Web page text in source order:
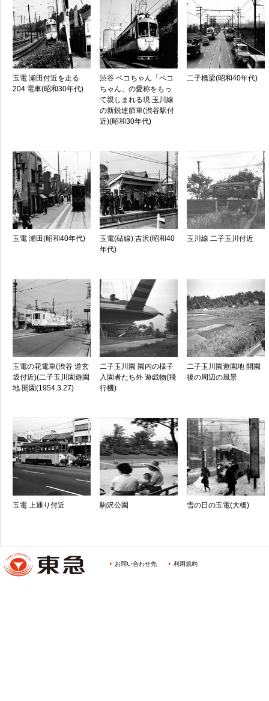
玉電 瀬田付近を走る
204 電車(昭和30年代)
渋谷 ペコちゃん「ペコ
ちゃん」の愛称をもっ
て親しまれる現.玉川線
の新鋭連節車(渋谷駅付
近)(昭和30年代)
二子橋梁(昭和40年代)
玉電 瀬田(昭和40年代)
玉電(砧線) 吉沢(昭和40
年代)
玉川線 二子玉川付近
玉電の花電車(渋谷 道玄
坂付近)(二子玉川園遊園
地 開園(1954.3.27)
二子玉川園 園内の様子
入園者たち外 遊戯物(飛
行機)
二子玉川園遊園地 開園
後の周辺の風景
玉電 上通り付近 駒沢公園 雪の日の玉電(大橋)
お問い合わせ先 利用規約